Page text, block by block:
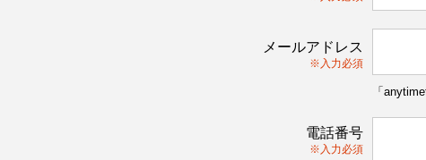
メールアドレス
※入力必須
「
電話番号
※入力必須